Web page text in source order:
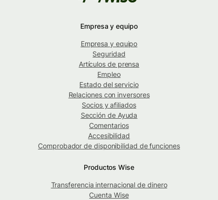
Empresa y equipo
Empresa y equipo
Seguridad
Artículos de prensa
Empleo
Estado del servicio
Relaciones con inversores
Socios y afiliados
Sección de Ayuda
Comentarios
Accesibilidad
Comprobador de disponibilidad de funciones
Productos Wise
Transferencia internacional de dinero
Cuenta Wise